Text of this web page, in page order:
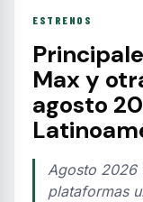
ESTRENOS
Max y
agosto
Agosto 2026
plataformas